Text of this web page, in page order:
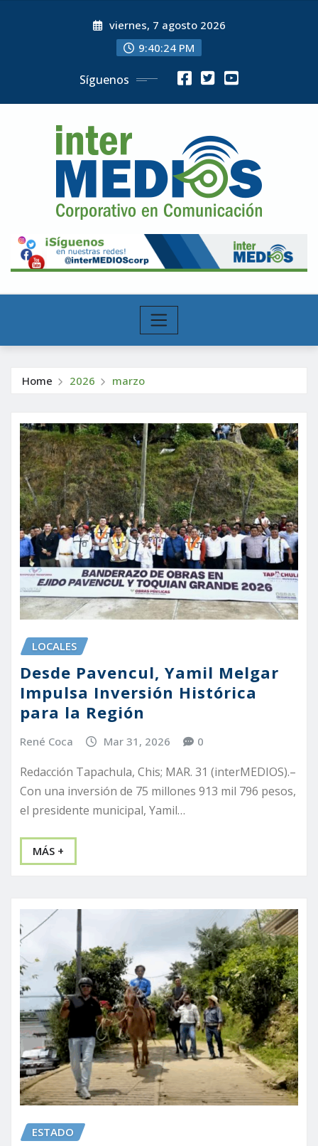
viernes, 7 agosto 2026
9:40:26 PM
Síguenos
Home 2026 marzo
LOCALES
Desde Pavencul, Yamil Melgar
Impulsa Inversión Histórica
para la Región
René Coca Mar 31, 2026 0
Redacción Tapachula, Chis; MAR. 31 (interMEDIOS).–
Con una inversión de 75 millones 913 mil 796 pesos,
el presidente municipal, Yamil…
MÁS +
ESTADO